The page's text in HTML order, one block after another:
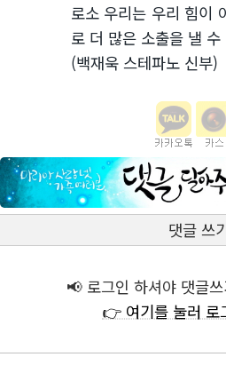
로소 우리는 우리 힘이
로 더 많은 소출을 낼
(백재욱 스테파노 신부)
댓글 쓰
📢 로그인 하셔야 댓글
👉 여기를 눌러 로